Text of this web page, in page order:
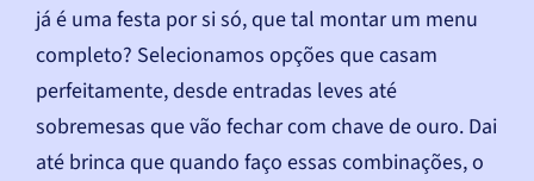
já é uma festa por si só, que tal montar um menu
completo? Selecionamos opções que casam
perfeitamente, desde entradas leves até
sobremesas que vão fechar com chave de ouro. Dai
até brinca que quando faço essas combinações, o